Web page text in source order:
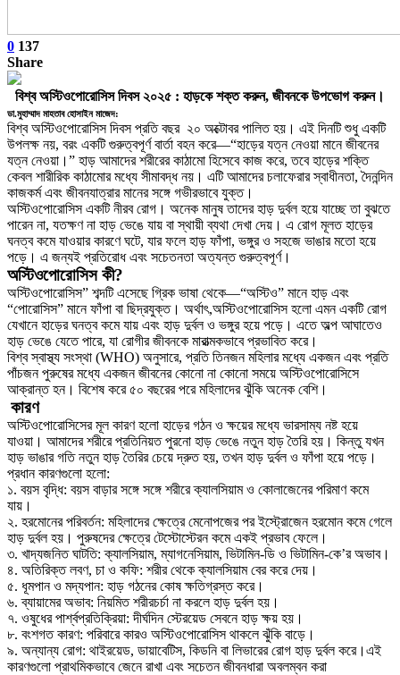
0 137
Share
বিশ্ব অস্টিওপোরোসিস দিবস ২০২৫ : হাড়কে শক্ত করুন, জীবনকে উপভোগ করুন।
ডা.মুহাম্মাদ মাহতাব হোসাইন মাজেদ:
বিশ্ব অস্টিওপোরোসিস দিবস প্রতি বছর ২০ অক্টোবর পালিত হয়। এই দিনটি শুধু একটি
উপলক্ষ নয়, বরং একটি গুরুত্বপূর্ণ বার্তা বহন করে—“হাড়ের যত্ন নেওয়া মানে জীবনের
যত্ন নেওয়া।” হাড় আমাদের শরীরের কাঠামো হিসেবে কাজ করে, তবে হাড়ের শক্তি
কেবল শারীরিক কাঠামোর মধ্যে সীমাবদ্ধ নয়। এটি আমাদের চলাফেরার স্বাধীনতা, দৈনন্দিন
কাজকর্ম এবং জীবনযাত্রার মানের সঙ্গে গভীরভাবে যুক্ত।
অস্টিওপোরোসিস একটি নীরব রোগ। অনেক মানুষ তাদের হাড় দুর্বল হয়ে যাচ্ছে তা বুঝতে
পারেন না, যতক্ষণ না হাড় ভেঙে যায় বা স্থায়ী ব্যথা দেখা দেয়। এ রোগ মূলত হাড়ের
ঘনত্ব কমে যাওয়ার কারণে ঘটে, যার ফলে হাড় ফাঁপা, ভঙ্গুর ও সহজে ভাঙার মতো হয়ে
পড়ে। এ জন্যই প্রতিরোধ এবং সচেতনতা অত্যন্ত গুরুত্বপূর্ণ।
অস্টিওপোরোসিস কী?
অস্টিওপোরোসিস” শব্দটি এসেছে গ্রিক ভাষা থেকে—“অস্টিও” মানে হাড় এবং
“পোরোসিস” মানে ফাঁপা বা ছিদ্রযুক্ত। অর্থাৎ,অস্টিওপোরোসিস হলো এমন একটি রোগ
যেখানে হাড়ের ঘনত্ব কমে যায় এবং হাড় দুর্বল ও ভঙ্গুর হয়ে পড়ে। এতে অল্প আঘাতেও
হাড় ভেঙে যেতে পারে, যা রোগীর জীবনকে মারাত্মকভাবে প্রভাবিত করে।
বিশ্ব স্বাস্থ্য সংস্থা (WHO) অনুসারে, প্রতি তিনজন মহিলার মধ্যে একজন এবং প্রতি
পাঁচজন পুরুষের মধ্যে একজন জীবনের কোনো না কোনো সময়ে অস্টিওপোরোসিসে
আক্রান্ত হন। বিশেষ করে ৫০ বছরের পরে মহিলাদের ঝুঁকি অনেক বেশি।
কারণ
অস্টিওপোরোসিসের মূল কারণ হলো হাড়ের গঠন ও ক্ষয়ের মধ্যে ভারসাম্য নষ্ট হয়ে
যাওয়া। আমাদের শরীরে প্রতিনিয়ত পুরনো হাড় ভেঙে নতুন হাড় তৈরি হয়। কিন্তু যখন
হাড় ভাঙার গতি নতুন হাড় তৈরির চেয়ে দ্রুত হয়, তখন হাড় দুর্বল ও ফাঁপা হয়ে পড়ে।
প্রধান কারণগুলো হলো:
১. বয়স বৃদ্ধি: বয়স বাড়ার সঙ্গে সঙ্গে শরীরে ক্যালসিয়াম ও কোলাজেনের পরিমাণ কমে
যায়।
২. হরমোনের পরিবর্তন: মহিলাদের ক্ষেত্রে মেনোপজের পর ইস্ট্রোজেন হরমোন কমে গেলে
হাড় দুর্বল হয়। পুরুষদের ক্ষেত্রে টেস্টোস্টেরন কমে একই প্রভাব ফেলে।
৩. খাদ্যজনিত ঘাটতি: ক্যালসিয়াম, ম্যাগনেসিয়াম, ভিটামিন-ডি ও ভিটামিন-কে’র অভাব।
৪. অতিরিক্ত লবণ, চা ও কফি: শরীর থেকে ক্যালসিয়াম বের করে দেয়।
৫. ধূমপান ও মদ্যপান: হাড় গঠনের কোষ ক্ষতিগ্রস্ত করে।
৬. ব্যায়ামের অভাব: নিয়মিত শরীরচর্চা না করলে হাড় দুর্বল হয়।
৭. ওষুধের পার্শ্বপ্রতিক্রিয়া: দীর্ঘদিন স্টেরয়েড সেবনে হাড় ক্ষয় হয়।
৮. বংশগত কারণ: পরিবারে কারও অস্টিওপোরোসিস থাকলে ঝুঁকি বাড়ে।
৯. অন্যান্য রোগ: থাইরয়েড, ডায়াবেটিস, কিডনি বা লিভারের রোগ হাড় দুর্বল করে।এই
কারণগুলো প্রাথমিকভাবে জেনে রাখা এবং সচেতন জীবনধারা অবলম্বন করা